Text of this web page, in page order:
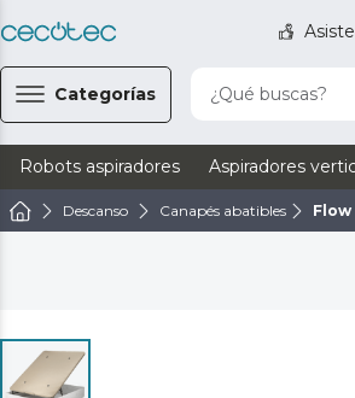
Categorías ¿Qué buscas?
Robots aspiradores Aspiradores
Descanso Canapés abatibles Flow